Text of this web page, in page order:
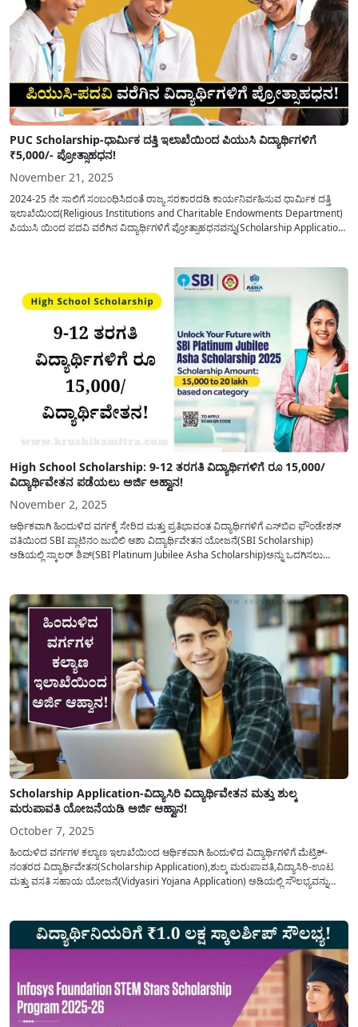
PUC Scholarship-ಧಾರ್ಮಿಕ ದತ್ತಿ ಇಲಾಖೆಯಿಂದ ಪಿಯುಸಿ ವಿದ್ಯಾರ್ಥಿಗಳಿಗೆ
₹5,000/- ಪ್ರೋತ್ಸಾಹಧನ!
November 21, 2025
2024-25 ನೇ ಸಾಲಿಗೆ ಸಂಬಂಧಿಸಿದಂತೆ ರಾಜ್ಯ ಸರಕಾರದಡಿ ಕಾರ್ಯನಿರ್ವಹಿಸುವ ಧಾರ್ಮಿಕ ದತ್ತಿ
ಇಲಾಖೆಯಿಂದ(Religious Institutions and Charitable Endowments Department)
ಪಿಯುಸಿ ಯಿಂದ ಪದವಿ ವರೆಗಿನ ವಿದ್ಯಾರ್ಥಿಗಳಿಗೆ ಪ್ರೋತ್ಸಾಹಧನವನ್ನು(Scholarship Application)
High School Scholarship: 9-12 ತರಗತಿ ವಿದ್ಯಾರ್ಥಿಗಳಿಗೆ ರೂ 15,000/
ವಿದ್ಯಾರ್ಥಿವೇತನ ಪಡೆಯಲು ಅರ್ಜಿ ಅಹ್ವಾನ!
November 2, 2025
ಆರ್ಥಿಕವಾಗಿ ಹಿಂದುಳಿದ ವರ್ಗಕ್ಕೆ ಸೇರಿದ ಮತ್ತು ಪ್ರತಿಭಾವಂತ ವಿದ್ಯಾರ್ಥಿಗಳಿಗೆ ಎಸ್‌ಬಿಐ ಫೌಂಡೇಶನ್
ವತಿಯಿಂದ SBI ಪ್ಲಾಟಿನಂ ಜುಬಿಲಿ ಆಶಾ ವಿದ್ಯಾರ್ಥಿವೇತನ ಯೋಜನೆ(SBI Scholarship)
ಅಡಿಯಲ್ಲಿ ಸ್ಕಾಲರ್ ಶಿಪ್(SBI Platinum Jubilee Asha Scholarship)ಅನ್ನು ಒದಗಿಸಲು
Scholarship Application-ವಿದ್ಯಾಸಿರಿ ವಿದ್ಯಾರ್ಥಿವೇತನ ಮತ್ತು ಶುಲ್ಕ
ಮರುಪಾವತಿ ಯೋಜನೆಯಡಿ ಅರ್ಜಿ ಆಹ್ವಾನ!
October 7, 2025
ಹಿಂದುಳಿದ ವರ್ಗಗಳ ಕಲ್ಯಾಣ ಇಲಾಖೆಯಿಂದ ಆರ್ಥಿಕವಾಗಿ ಹಿಂದುಳಿದ ವಿದ್ಯಾರ್ಥಿಗಳಿಗೆ ಮೆಟ್ರಿಕ್-
ನಂತರದ ವಿದ್ಯಾರ್ಥಿವೇತನ(Scholarship Application),ಶುಲ್ಕ ಮರುಪಾವತಿ,ವಿದ್ಯಾಸಿರಿ-ಊಟ
ಮತ್ತು ವಸತಿ ಸಹಾಯ ಯೋಜನೆ(Vidyasiri Yojana Application) ಅಡಿಯಲ್ಲಿ ಸೌಲಭ್ಯವನ್ನು
ಅರೆಅಲೆಮಾರಿ ವಿದ್ಯಾರ್ಥಿಗಳಿಂದ, 2025-26ನೇ ಸಾಲಿಗೆ ಹಿಂದುಳಿದ ವರ್ಗಗಳ...